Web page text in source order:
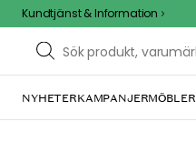
Kundtjänst & Information
NYHETERKAMPANJERMÖBLER